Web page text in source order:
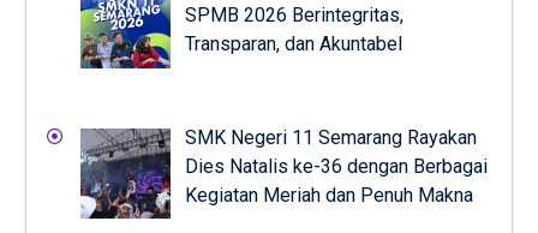
SPMB 2026 Berintegritas,
Transparan, dan Akuntabel
SMK Negeri 11 Semarang Rayakan
Dies Natalis ke-36 dengan Berbagai
Kegiatan Meriah dan Penuh Makna